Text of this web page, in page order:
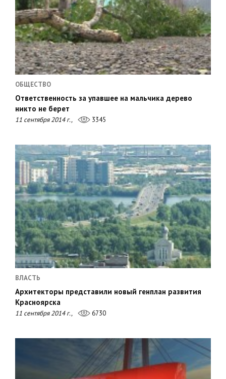
ОБЩЕСТВО
Ответственность за упавшее на мальчика дерево
никто не берет
11 сентября 2014 г., 3345
ВЛАСТЬ
Архитекторы представили новый генплан развития
Красноярска
11 сентября 2014 г., 6730